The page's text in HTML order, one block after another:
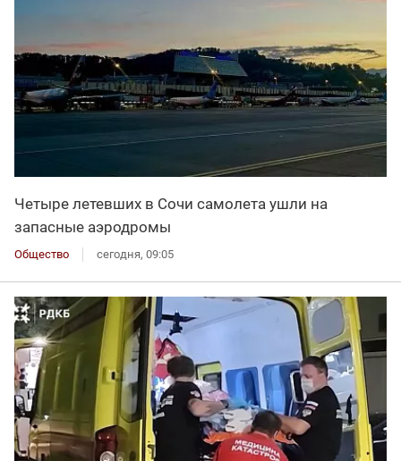
Четыре летевших в Сочи самолета ушли на
запасные аэродромы
Общество сегодня, 09:05